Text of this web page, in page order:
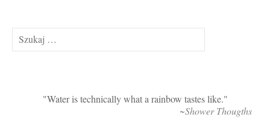
Szukaj:
Water is technically what a rainbow tastes like.
~Shower Thougths